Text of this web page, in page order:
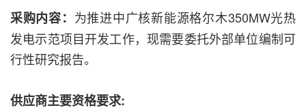
采购内容： 为推进中广核新能源格尔木350MW光热
发电示范项目开发工作，现需要委托外部单位编制可
行性研究报告。
供应商主要资格要求: